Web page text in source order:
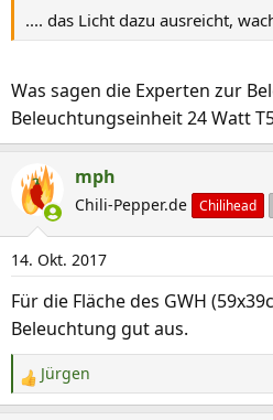
:
.... das Licht dazu ausreicht,
Was sagen die Experten zur
Beleuchtungseinheit 24 Watt
mph
Chili-Pepper.de Chilihead
14. Okt. 2017
Für die Fläche des GWH
Beleuchtung gut aus.
R
e
Jürgen